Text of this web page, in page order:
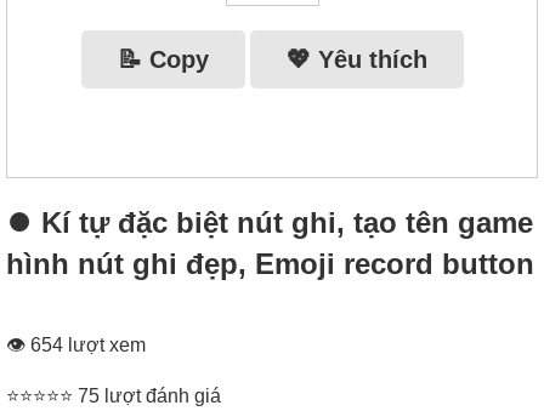
📝 Copy 💖 Yêu thích
⏺ Kí tự đặc biệt nút ghi, tạo tên game
hình nút ghi đẹp, Emoji record button
👁 654 lượt xem
⭐⭐⭐⭐⭐ 75 lượt đánh giá